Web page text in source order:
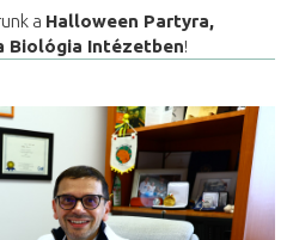
a Halloween Partyra,
Biológia Intézetben!